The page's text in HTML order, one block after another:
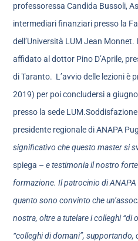
professoressa Candida Bussoli,
intermediari finanziari presso la
dell’Università LUM Jean
affidato al dottor Pino D’Aprile,
di Taranto. L’avvio delle lezioni è
2019) per poi concludersi a
presso la sede
presidente regionale di ANAPA
significativo che questo master si
spiega –e testimonia il nostro
formazione. Il patrocinio di
quanto sono convinto che
nostra, oltre a tutelare i colleghi “di
“colleghi di domani”,